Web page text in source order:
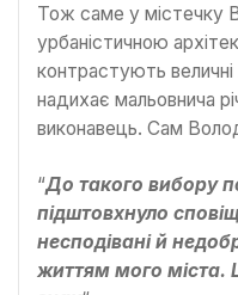
Тож саме у містечку
урбаністичною
контрастують
надихає мальовнича
виконавець. Сам
“До такого вибору
підштовхнуло
несподівані й
життям мого міста.